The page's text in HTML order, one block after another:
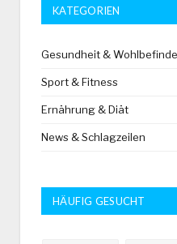
KATEGORIEN
Gesundheit &
Sport & Fitness
Ernährung & Diät
News & Schlagzeilen
HÄUFIG GESUCHT